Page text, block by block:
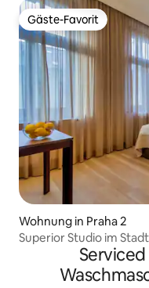
Gäste-Favorit
Gäste-Favorit
Wohnung in Praha 2
Superior Studio im